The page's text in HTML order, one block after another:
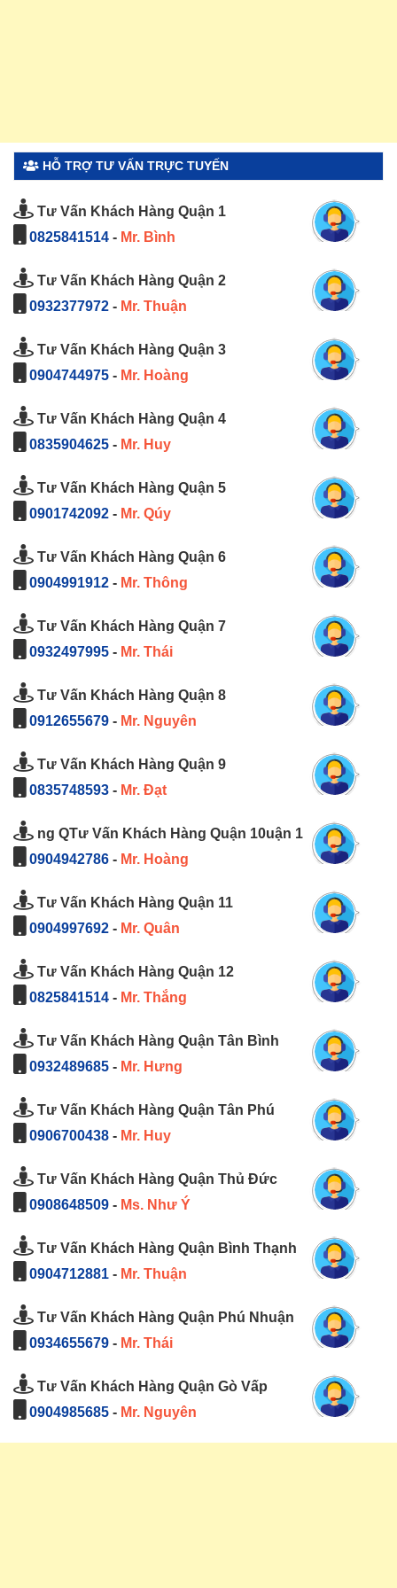
HỖ TRỢ TƯ VẤN TRỰC TUYẾN
Tư Vấn Khách Hàng Quận 1
0825841514 - Mr. Bình
Tư Vấn Khách Hàng Quận 2
0932377972 - Mr. Thuận
Tư Vấn Khách Hàng Quận 3
0904744975 - Mr. Hoàng
Tư Vấn Khách Hàng Quận 4
0835904625 - Mr. Huy
Tư Vấn Khách Hàng Quận 5
0901742092 - Mr. Qúy
Tư Vấn Khách Hàng Quận 6
0904991912 - Mr. Thông
Tư Vấn Khách Hàng Quận 7
0932497995 - Mr. Thái
Tư Vấn Khách Hàng Quận 8
0912655679 - Mr. Nguyên
Tư Vấn Khách Hàng Quận 9
0835748593 - Mr. Đạt
ng QTư Vấn Khách Hàng Quận 10uận 1
0904942786 - Mr. Hoàng
Tư Vấn Khách Hàng Quận 11
0904997692 - Mr. Quân
Tư Vấn Khách Hàng Quận 12
0825841514 - Mr. Thắng
Tư Vấn Khách Hàng Quận Tân Bình
0932489685 - Mr. Hưng
Tư Vấn Khách Hàng Quận Tân Phú
0906700438 - Mr. Huy
Tư Vấn Khách Hàng Quận Thủ Đức
0908648509 - Ms. Như Ý
Tư Vấn Khách Hàng Quận Bình Thạnh
0904712881 - Mr. Thuận
Tư Vấn Khách Hàng Quận Phú Nhuận
0934655679 - Mr. Thái
Tư Vấn Khách Hàng Quận Gò Vấp
0904985685 - Mr. Nguyên